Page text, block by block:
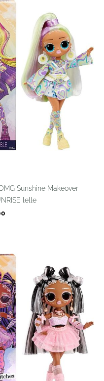
Sunshine Makeover
lelle